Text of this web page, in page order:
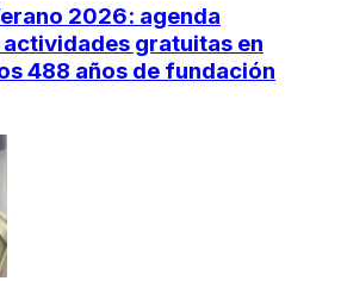
2026: agenda
gratuitas en
488 años de fundación